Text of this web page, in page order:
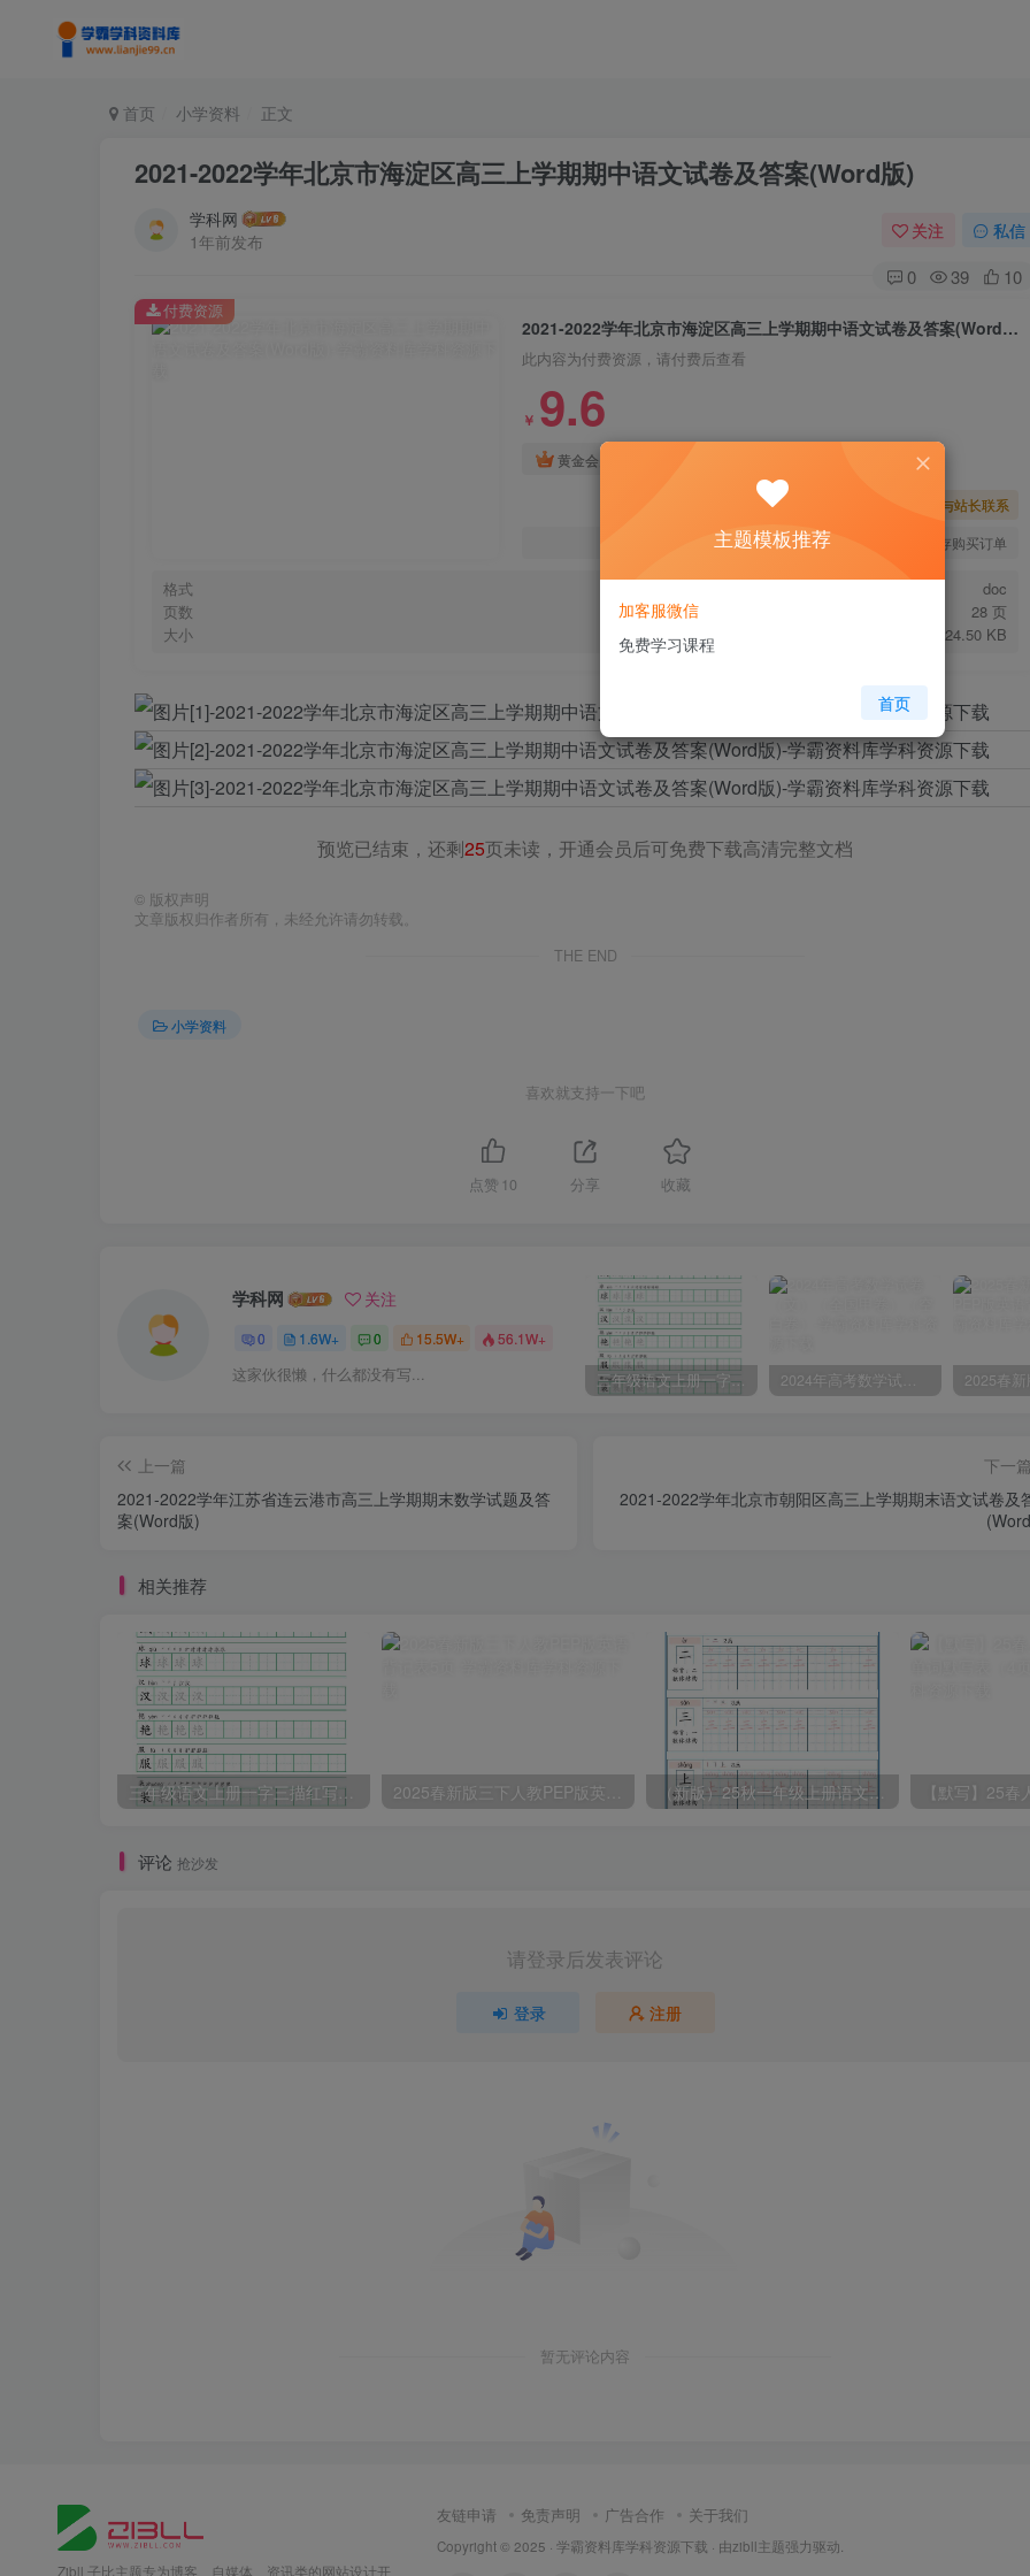
首页 小学资料 正文
2021-2022学年北京市海淀区高三上学期期中语文试卷及答案(Word版)
学科网
1年前发布
关注 私信
0 39 10
2021-2022学年北京市海淀区高三上学期期中语文试卷及答案(Word版)
此内容为付费资源，请付费后查看
￥ 9.6
黄金会员
暂时无法购买，请与站长联系
您当前未登录！建议登陆后购买，可保存购买订单
格式
doc
页数
28 页
大小
124.50 KB
付费资源
预览已结束，还剩25页未读，开通会员后可免费下载高清完整文档
© 版权声明
文章版权归作者所有，未经允许请勿转载。
THE END
小学资料
喜欢就支持一下吧
点赞 10 分享 收藏
学科网 关注
0 1.6W+ 0 15.5W+ 56.1W+
这家伙很懒，什么都没有写... 三年级语文上册一字三描红写字表字帖 2024年高考数学试卷（文）（全国甲卷）（空白卷）
上一篇
2021-2022学年江苏省连云港市高三上学期期末数学试题及答
案(Word版)
下一篇
2021-2022学年北京市朝阳区高三上学期期末语文试卷及
相关推荐
三年级语文上册一字三描红写字表字帖 （新版）25秋一年级上册语文生字字帖（100字）
评论 抢沙发
请登录后发表评论
登录 注册
暂无评论内容
Zibll 子比主题专为博客、自媒体、资讯类的网站设计开
友链申请 免责声明 广告合作 关于我们
Copyright © 2025 · 学霸资料库学科资源下载 · 由zibll主题强力驱动.
主题模板推荐
加客服微信
免费学习课程
首页